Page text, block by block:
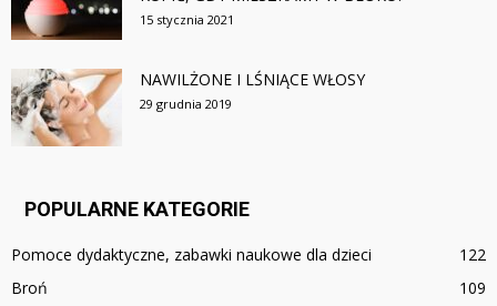
15 stycznia 2021
NAWILŻONE I LŚNIĄCE WŁOSY
29 grudnia 2019
POPULARNE KATEGORIE
Pomoce dydaktyczne, zabawki naukowe dla dzieci
122
Broń
109